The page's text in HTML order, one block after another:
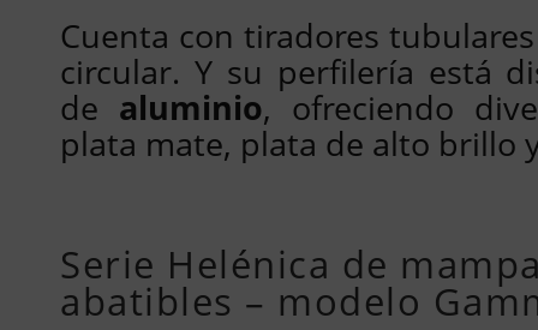
Cuenta con tiradores
circular. Y su perfilería está
de aluminio, ofreciendo
plata mate, plata de alto brillo
Serie Helénica de
abatibles – modelo